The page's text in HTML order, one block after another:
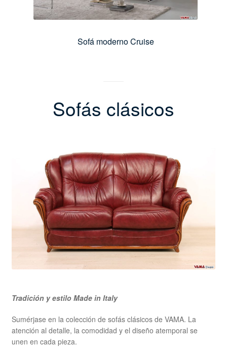
Sofá moderno Cruise
Sofás clásicos
Tradición y estilo Made in Italy
Sumérjase en la colección de sofás clásicos de VAMA. La
atención al detalle, la comodidad y el diseño atemporal se
unen en cada pieza.